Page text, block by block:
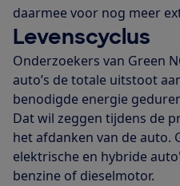
daarmee voor nog meer
Levenscyclus
Onderzoekers van Green
auto’s de totale uitstoot
benodigde energie
Dat wil zeggen tijdens de
het afdanken van de auto.
elektrische en hybride
benzine of dieselmotor.